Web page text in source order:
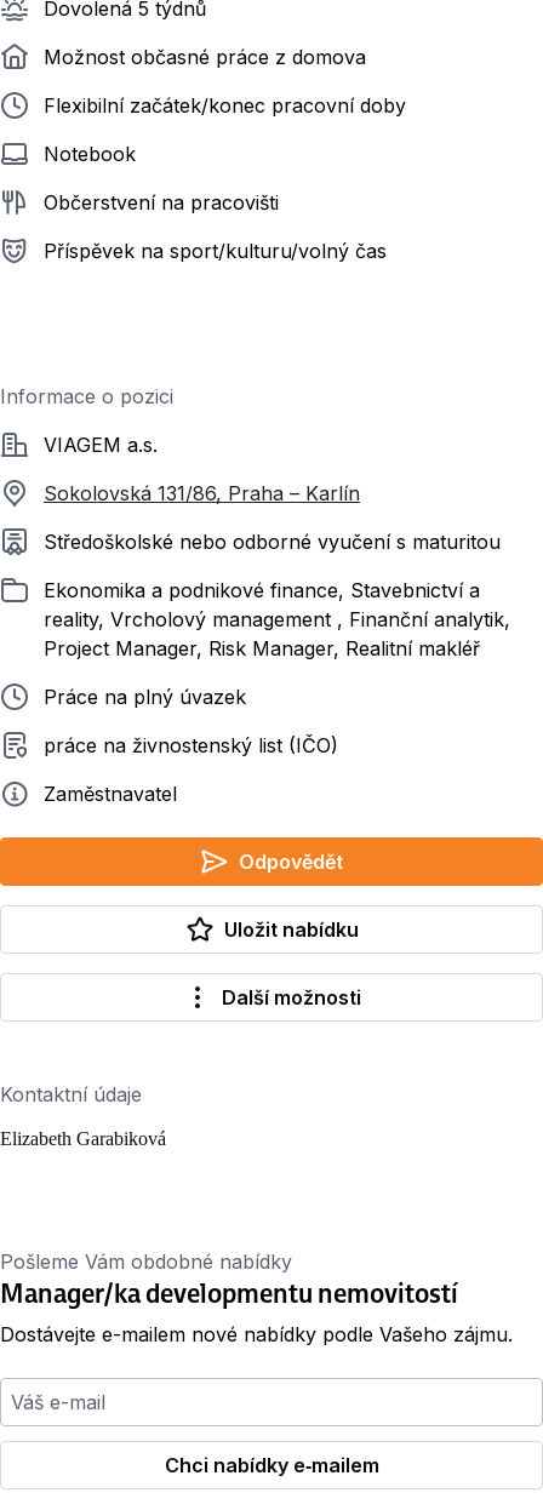
Dovolená 5 týdnů
Možnost občasné práce z domova
Flexibilní začátek/konec pracovní doby
Notebook
Občerstvení na pracovišti
Příspěvek na sport/kulturu/volný čas
Informace o pozici
SpolečnostVIAGEM a.s.
Sokolovská 131/86, Praha – Karlín
Požadované vzdělání
Středoškolské nebo odborné vyučení s maturitou
ZařazenoEkonomika a podnikové finance, Stavebnictví a
reality, Vrcholový management , Finanční analytik,
Project Manager, Risk Manager, Realitní makléř
Typ pracovního poměru
Práce na plný úvazek
Typ smluvního vztahu
práce na živnostenský list (IČO)
ZadavatelZaměstnavatel
Odpovědět
Uložit nabídku
Další možnosti
Kontaktní údaje
Elizabeth Garabiková
Pošleme Vám obdobné nabídky
Manager/ka developmentu nemovitostí
Dostávejte e-mailem nové nabídky podle Vašeho zájmu.
Váš e-mail
Chci nabídky e‑mailem